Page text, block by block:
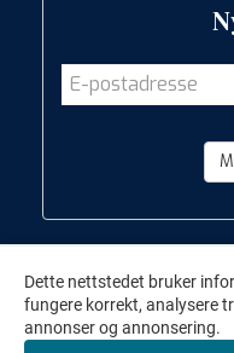
Dette nettstedet bruker
fungere korrekt, analysere
annonser og annonsering.